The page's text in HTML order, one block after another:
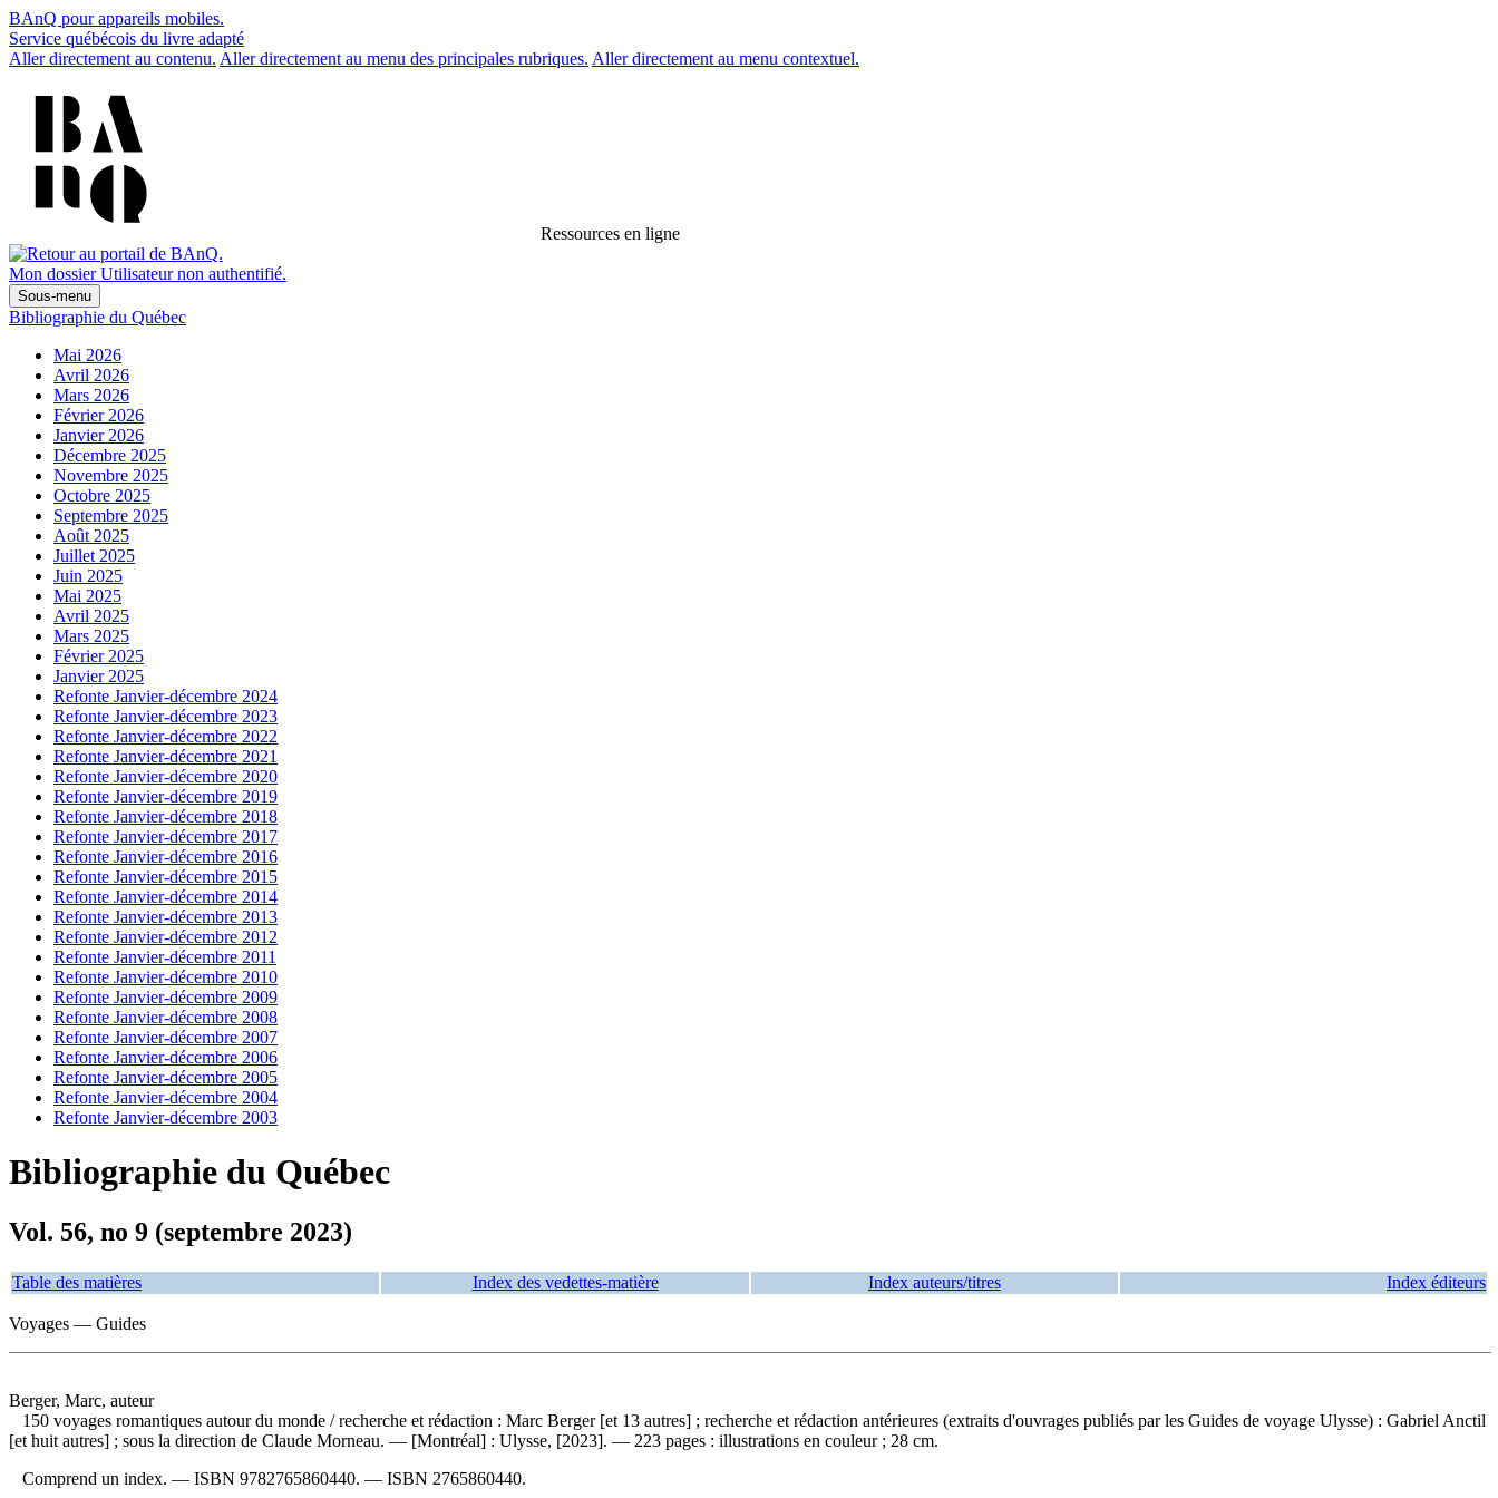
BAnQ pour appareils mobiles.
Service québécois du livre adapté
Aller directement au contenu. Aller directement au menu des principales rubriques. Aller directement au menu contextuel.
Ressources en ligne
Mon dossier Utilisateur non authentifié.
Sous-menu
Bibliographie du Québec
Mai 2026
Avril 2026
Mars 2026
Février 2026
Janvier 2026
Décembre 2025
Novembre 2025
Octobre 2025
Septembre 2025
Août 2025
Juillet 2025
Juin 2025
Mai 2025
Avril 2025
Mars 2025
Février 2025
Janvier 2025
Refonte Janvier-décembre 2024
Refonte Janvier-décembre 2023
Refonte Janvier-décembre 2022
Refonte Janvier-décembre 2021
Refonte Janvier-décembre 2020
Refonte Janvier-décembre 2019
Refonte Janvier-décembre 2018
Refonte Janvier-décembre 2017
Refonte Janvier-décembre 2016
Refonte Janvier-décembre 2015
Refonte Janvier-décembre 2014
Refonte Janvier-décembre 2013
Refonte Janvier-décembre 2012
Refonte Janvier-décembre 2011
Refonte Janvier-décembre 2010
Refonte Janvier-décembre 2009
Refonte Janvier-décembre 2008
Refonte Janvier-décembre 2007
Refonte Janvier-décembre 2006
Refonte Janvier-décembre 2005
Refonte Janvier-décembre 2004
Refonte Janvier-décembre 2003
Bibliographie du Québec
Vol. 56, no 9 (septembre 2023)
Table des matières Index des vedettes-matière Index auteurs/titres Index éditeurs
Voyages — Guides
Berger, Marc, auteur
150 voyages romantiques autour du monde / recherche et rédaction : Marc Berger [et 13 autres] ; recherche et rédaction antérieures (extraits d'ouvrages publiés par les Guides de voyage Ulysse) : Gabriel Anctil
[et huit autres] ; sous la direction de Claude Morneau. — [Montréal] : Ulysse, [2023]. — 223 pages : illustrations en couleur ; 28 cm.
Comprend un index. — ISBN 9782765860440. — ISBN 2765860440.